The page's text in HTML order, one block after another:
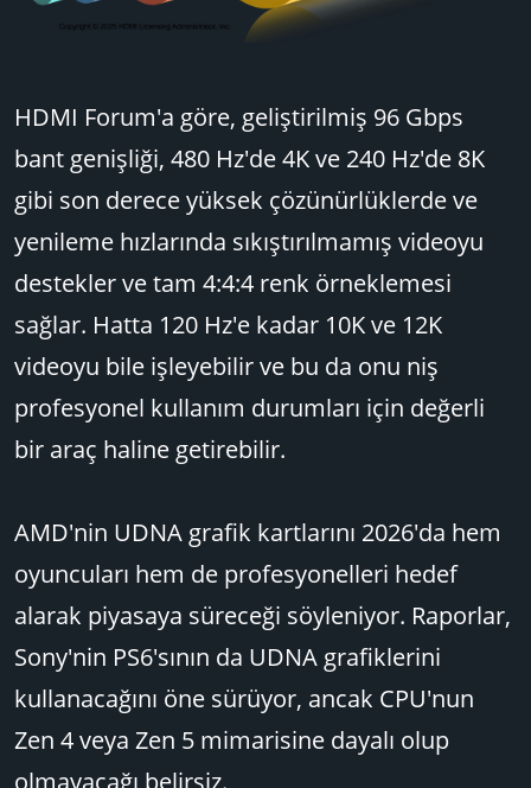
HDMI Forum'a göre, geliştirilmiş 96 Gbps
bant genişliği, 480 Hz'de 4K ve 240 Hz'de 8K
gibi son derece yüksek çözünürlüklerde ve
yenileme hızlarında sıkıştırılmamış videoyu
destekler ve tam 4:4:4 renk örneklemesi
sağlar. Hatta 120 Hz'e kadar 10K ve 12K
videoyu bile işleyebilir ve bu da onu niş
profesyonel kullanım durumları için değerli
bir araç haline getirebilir.
AMD'nin UDNA grafik kartlarını 2026'da hem
oyuncuları hem de profesyonelleri hedef
alarak piyasaya süreceği söyleniyor. Raporlar,
Sony'nin PS6'sının da UDNA grafiklerini
kullanacağını öne sürüyor, ancak CPU'nun
Zen 4 veya Zen 5 mimarisine dayalı olup
olmayacağı belirsiz.